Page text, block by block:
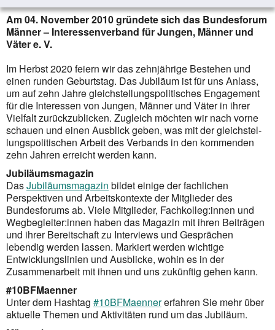
Am 04. November 2010 gründete sich das Bundesforum
Männer – Interessen­verband für Jungen, Männer und
Väter e. V.
Im Herbst 2020 feiern wir das zehnjährige Bestehen und
einen runden Geburtstag. Das Jubiläum ist für uns Anlass,
um auf zehn Jahre gleich­stel­lungs­politisches Engage­ment
für die Interessen von Jungen, Männer und Väter in ihrer
Vielfalt zurück­zublicken. Zugleich möchten wir nach vorne
schauen und einen Ausblick geben, was mit der gleich­stel­
lungs­politischen Arbeit des Verbands in den kommenden
zehn Jahren erreicht werden kann.
Jubiläumsmagazin
DasJubiläumsmagazin bildet einige der fachlichen
Perspektiven und Arbeitskontexte der Mitglieder des
Bundesforums ab. Viele Mitglieder, Fachkolleg:innen und
Wegbegleiter:innen haben das Magazin mit ihren Beiträgen
und ihrer Bereitschaft zu Interviews und Gesprächen
lebendig werden lassen. Markiert werden wichtige
Entwicklungslinien und Ausblicke, wohin es in der
Zusammenarbeit mit ihnen und uns zukünftig gehen kann.
#10BFMaenner
Unter dem Hashtag #10BFMaennererfahren Sie mehr über
aktuelle Themen und Aktivitäten rund um das Jubiläum.